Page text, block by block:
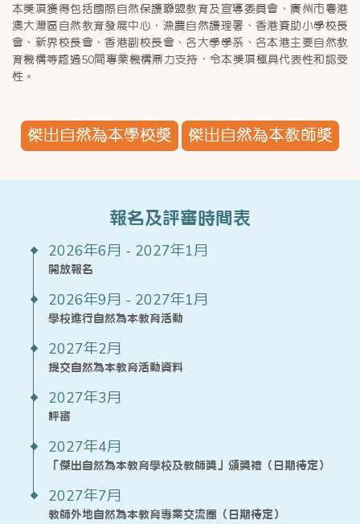
本獎項獲得包括國際自然保護聯盟教育及宣導委員會、廣州市粵港
澳大灣區自然教育發展中心、漁農自然護理署、香港資助小學校長
會、新界校長會、香港副校長會、各大學學系、各本港主要自然教
育機構等超過50間專業機構鼎力支持，令本獎項極具代表性和認受
性。
傑出自然為本學校獎 傑出自然為本教師獎
報名及評審時間表
2026年6月 - 2027年1月
開放報名
2026年9月 - 2027年1月
學校進行自然為本教育活動
2027年2月
提交自然為本教育活動資料
2027年3月
評審
2027年4月
「傑出自然為本教育學校及教師獎」頒獎禮（日期待定）
2027年7月
教師外地自然為本教育專業交流團（日期待定）